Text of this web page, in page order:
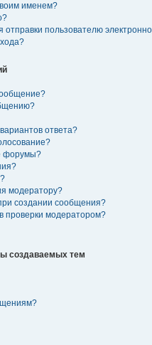
именем?
пользователю
ответа?
форумы?
модератору?
создании сообщения?
проверки модератором?
создаваемых тем